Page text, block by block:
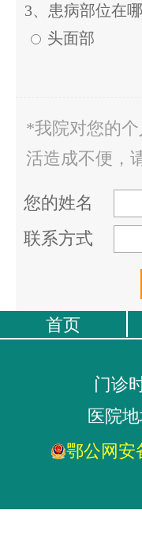
3、患病部位在
头面部
*我院对您的
活造成不便，
您的姓名
联系方式
首页
门诊
医院
鄂公网安